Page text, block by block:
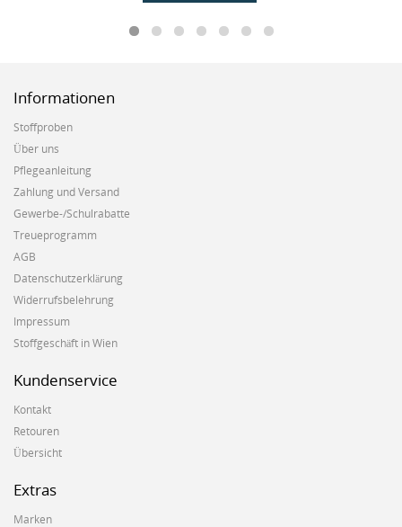
Informationen
Stoffproben
Über uns
Pflegeanleitung
Zahlung und Versand
Gewerbe-/Schulrabatte
Treueprogramm
AGB
Datenschutzerklärung
Widerrufsbelehrung
Impressum
Stoffgeschäft in Wien
Kundenservice
Kontakt
Retouren
Übersicht
Extras
Marken